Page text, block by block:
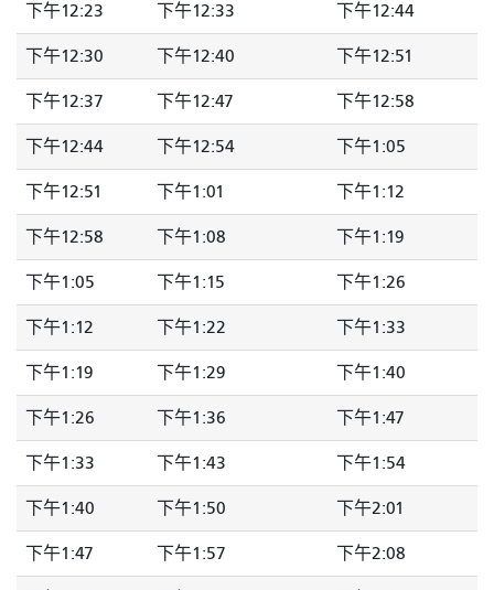
下午12:23 下午12:33 下午12:44
下午12:30 下午12:40 下午12:51
下午12:37 下午12:47 下午12:58
下午12:44 下午12:54 下午1:05
下午12:51 下午1:01 下午1:12
下午12:58 下午1:08 下午1:19
下午1:05 下午1:15 下午1:26
下午1:12 下午1:22 下午1:33
下午1:19 下午1:29 下午1:40
下午1:26 下午1:36 下午1:47
下午1:33 下午1:43 下午1:54
下午1:40 下午1:50 下午2:01
下午1:47 下午1:57 下午2:08